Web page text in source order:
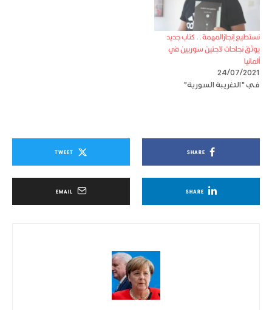
نستطيع إنجازالمهمة.. كتاب جديد
يوثق نجاحات لاجئين سوريين في
ألمانيا
24/07/2021
في "التغريبة السورية"
SHARE
TWEET
SHARE
EMAIL